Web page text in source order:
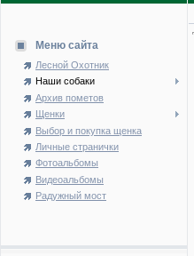
Меню сайта
Лесной Охотник
Наши собаки
Архив пометов
Щенки
Выбор и покупка щенка
Личные странички
Фотоальбомы
Видеоальбомы
Радужный мост